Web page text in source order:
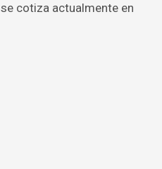
cotiza actualmente en